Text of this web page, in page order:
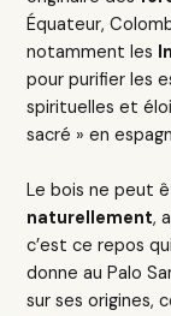
Équateur,
notamment les
pour purifier les
spirituelles et
sacré » en
Le bois ne peut
naturellement,
c’est ce repos
donne au Palo
sur ses origines,